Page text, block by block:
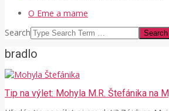
O Eme a mame
Search
bradlo
Tip na výlet: Mohyla M.R. Štefánika na